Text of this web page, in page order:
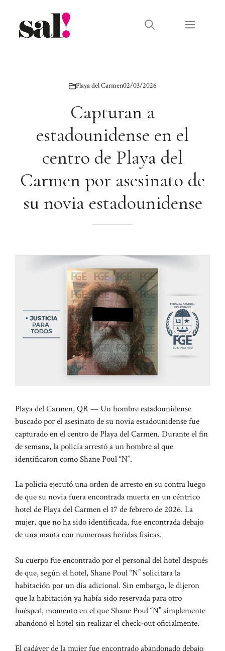
contenido
Menú
Playa del Carmen02/03/2026
Capturan a
estadounidense en el
centro de Playa del
Carmen por asesinato de
su novia estadounidense
Playa del Carmen, QR — Un hombre estadounidense
buscado por el asesinato de su novia estadounidense fue
capturado en el centro de Playa del Carmen. Durante el fin
de semana, la policía arrestó a un hombre al que
identificaron como Shane Poul “N”.
La policía ejecutó una orden de arresto en su contra luego
de que su novia fuera encontrada muerta en un céntrico
hotel de Playa del Carmen el 17 de febrero de 2026. La
mujer, que no ha sido identificada, fue encontrada debajo
de una manta con numerosas heridas físicas.
Su cuerpo fue encontrado por el personal del hotel después
de que, según el hotel, Shane Poul “N” solicitara la
habitación por un día adicional. Sin embargo, le dijeron
que la habitación ya había sido reservada para otro
huésped, momento en el que Shane Poul “N” simplemente
abandonó el hotel sin realizar el check-out oficialmente.
El cadáver de la mujer fue encontrado abandonado debajo